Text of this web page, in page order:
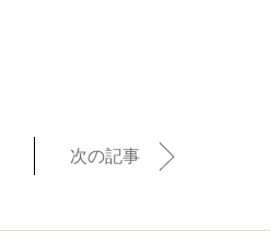
次の記事